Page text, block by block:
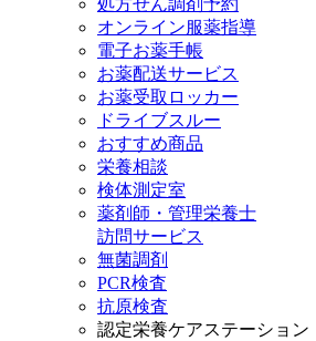
オンライン服薬指導
電子お薬手帳
お薬配送サービス
お薬受取ロッカー
ドライブスルー
おすすめ商品
栄養相談
検体測定室
薬剤師・管理栄養士
訪問サービス
無菌調剤
PCR検査
抗原検査
認定栄養ケアステーション